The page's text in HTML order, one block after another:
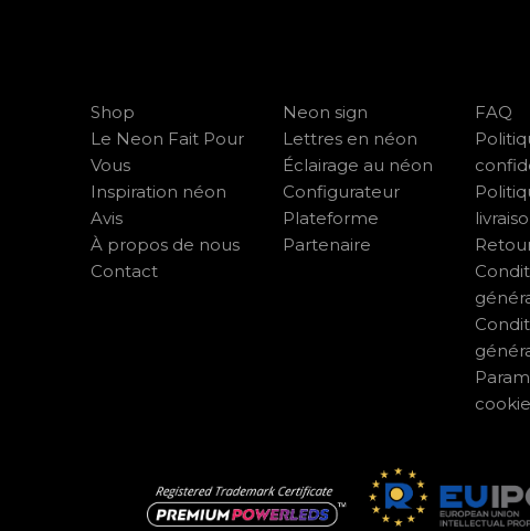
Shop
Le Neon Fait Pour
Vous
Inspiration néon
Avis
À propos de nous
Contact
Neon sign
Lettres en néon
Éclairage au néon
Configurateur
Plateforme
Partenaire
FAQ